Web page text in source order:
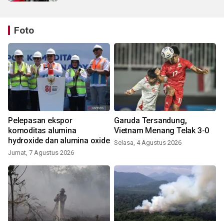
Foto
Pelepasan ekspor
komoditas alumina
hydroxide dan alumina oxide
Jumat, 7 Agustus 2026
Garuda Tersandung,
Vietnam Menang Telak 3-0
Selasa, 4 Agustus 2026